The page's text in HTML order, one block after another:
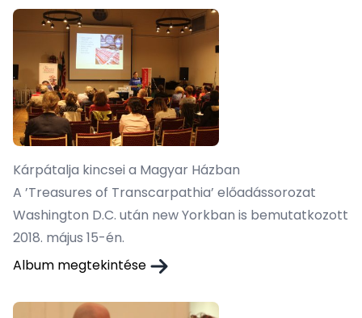
Kárpátalja kincsei a Magyar Házban
A ’Treasures of Transcarpathia’ előadássorozat
Washington D.C. után new Yorkban is bemutatkozott
2018. május 15-én.
Album megtekintése